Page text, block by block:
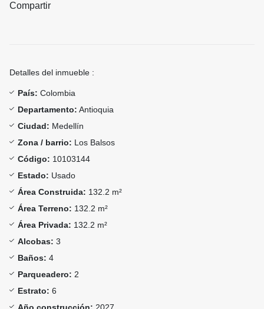
Compartir
Detalles del inmueble :
País: Colombia
Departamento: Antioquia
Ciudad: Medellín
Zona / barrio: Los Balsos
Código: 10103144
Estado: Usado
Área Construida: 132.2 m²
Área Terreno: 132.2 m²
Área Privada: 132.2 m²
Alcobas: 3
Baños: 4
Parqueadero: 2
Estrato: 6